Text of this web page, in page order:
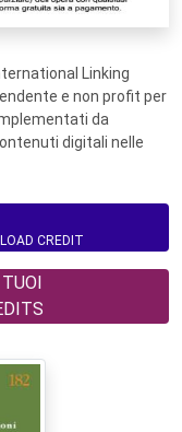
Linking
e non profit per
da
digitali nelle
CREDIT